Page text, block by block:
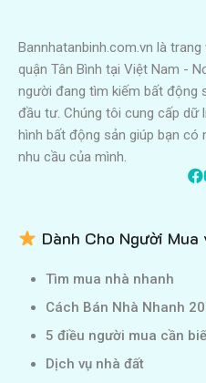
Bannhatanbinh.com.vn là
quận Tân Bình tại Việt Nam -
người đang tìm kiếm bất động
đầu tư. Chúng tôi cung cấp dữ
hình bất động sản giúp bạn có
nhu cầu của mình.
Dành Cho Người Mua
Tìm mua nhà nhanh
Cách Bán Nhà Nhanh
5 điều người mua cần
Dịch vụ nhà đất